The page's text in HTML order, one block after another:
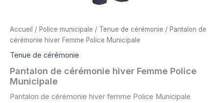
Accueil / Police municipale / Tenue de cérémonie / Pantalon de
cérémonie hiver Femme Police Municipale
Tenue de cérémonie
Pantalon de cérémonie hiver Femme Police
Municipale
Pantalon de cérémonie hiver femme Police Municipale